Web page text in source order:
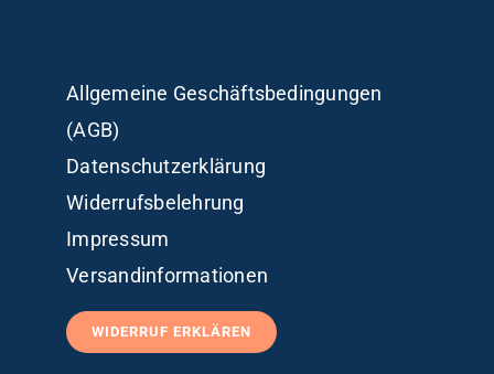
Allgemeine Geschäftsbedingungen
(AGB)
Datenschutzerklärung
Widerrufsbelehrung
Impressum
Versandinformationen
WIDERRUF ERKLÄREN